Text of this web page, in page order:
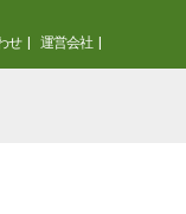
せ 運営会社